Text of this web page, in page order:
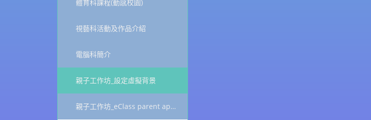
體育科課程(動感校園)
視藝科活動及作品介紹
電腦科簡介
親子工作坊_設定虛擬背景
親子工作坊_eClass parent app_健康申報